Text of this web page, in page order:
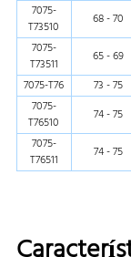
7075-
T73510
68 - 70
7075-
T73511
65 - 69
7075-T76
73 - 75
7075-
T76510
74 - 75
7075-
T76511
74 - 75